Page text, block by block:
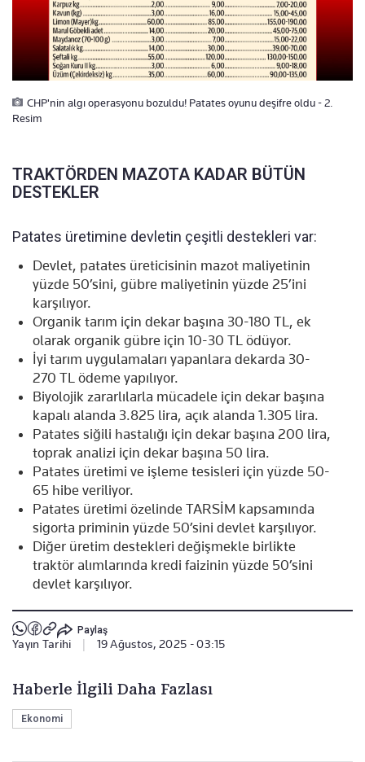
CHP'nin algı operasyonu bozuldu! Patates oyunu deşifre oldu - 2.
Resim
TRAKTÖRDEN MAZOTA KADAR BÜTÜN
DESTEKLER
Patates üretimine devletin çeşitli destekleri var:
Devlet, patates üreticisinin mazot maliyetinin
yüzde 50’sini, gübre maliyetinin yüzde 25’ini
karşılıyor.
Organik tarım için dekar başına 30-180 TL, ek
olarak organik gübre için 10-30 TL ödüyor.
İyi tarım uygulamaları yapanlara dekarda 30-
270 TL ödeme yapılıyor.
Biyolojik zararlılarla mücadele için dekar başına
kapalı alanda 3.825 lira, açık alanda 1.305 lira.
Patates siğili hastalığı için dekar başına 200 lira,
toprak analizi için dekar başına 50 lira.
Patates üretimi ve işleme tesisleri için yüzde 50-
65 hibe veriliyor.
Patates üretimi özelinde TARSİM kapsamında
sigorta priminin yüzde 50’sini devlet karşılıyor.
Diğer üretim destekleri değişmekle birlikte
traktör alımlarında kredi faizinin yüzde 50’sini
devlet karşılıyor.
Paylaş
Yayın Tarihi 19 Ağustos, 2025 - 03:15
Haberle İlgili Daha Fazlası
Ekonomi